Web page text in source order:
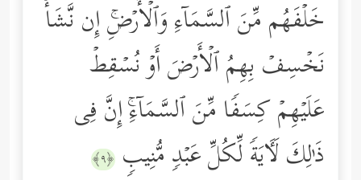
خَلۡفَهُم مِّنَ ٱلسَّمَاۤءِ وَٱلۡأَرۡضِۚ إِن نَّشَأۡ
نَخۡسِفۡ بِهِمُ ٱلۡأَرۡضَ أَوۡ نُسۡقِطۡ
عَلَیۡهِمۡ كِسَفࣰا مِّنَ ٱلسَّمَاۤءِۚ إِنَّ فِی
ذَ ٰ⁠لِكَ لَـَٔایَةࣰ لِّكُلِّ عَبۡدࣲ مُّنِیبࣲ ﴿٩﴾